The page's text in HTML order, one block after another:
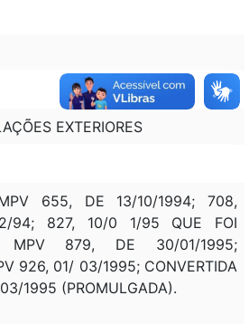
EXTERIORES
655, DE 13/10/1994; 708,
94; 827, 10/0 1/95 QUE FOI
MPV 879, DE 30/01/1995;
926, 01/ 03/1995; CONVERTIDA
1995 (PROMULGADA).